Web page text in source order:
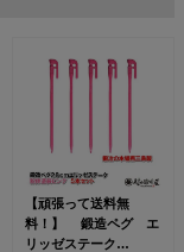
【頑張って送料無
料！】 鍛造ペグ エ
リッゼステーク